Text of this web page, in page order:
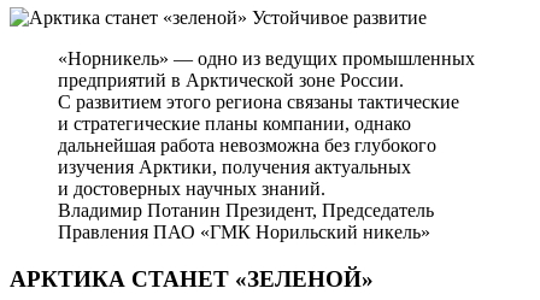
Устойчивое развитие
«Норникель» — одно из ведущих промышленных
предприятий в Арктической зоне России.
С развитием этого региона связаны тактические
и стратегические планы компании, однако
дальнейшая работа невозможна без глубокого
изучения Арктики, получения актуальных
и достоверных научных знаний.
Владимир Потанин Президент, Председатель
Правления ПАО «ГМК Норильский никель»
АРКТИКА СТАНЕТ «ЗЕЛЕНОЙ»